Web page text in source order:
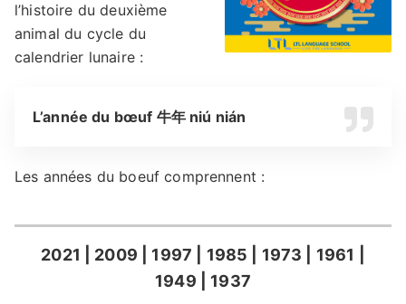
l’histoire du deuxième
animal du cycle du
calendrier lunaire :
L’année du bœuf 牛年 niú nián
Les années du boeuf comprennent :
2021 | 2009 | 1997 | 1985 | 1973 | 1961 |
1949 | 1937